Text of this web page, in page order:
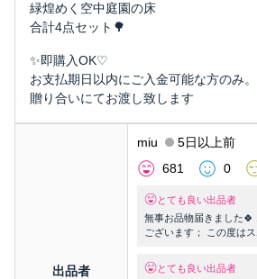
緑煌めく空中庭園の床
合計4点セット🌳
✨即購入OK♡
お支払期日以内にご入金可能な方のみ。
贈り合いにてお渡し致します
出品者
miu
5日以上前
681
0
とても良い出品者
無事お品物届きました🍀
ございます； この度は
くお願い致します
とても良い出品者